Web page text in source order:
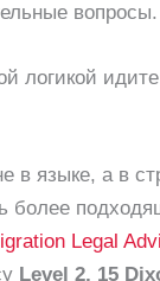
вопросы.
логикой
в языке, а в
более
Legal
Level 2, 15